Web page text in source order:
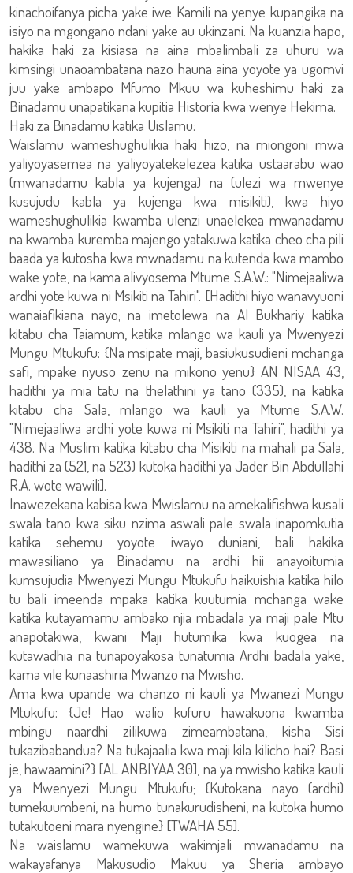
kinachoifanya picha yake iwe Kamili na yenye kupangika na
isiyo na mgongano ndani yake au ukinzani. Na kuanzia hapo,
hakika haki za kisiasa na aina mbalimbali za uhuru wa
kimsingi unaoambatana nazo hauna aina yoyote ya ugomvi
juu yake ambapo Mfumo Mkuu wa kuheshimu haki za
Binadamu unapatikana kupitia Historia kwa wenye Hekima.
Haki za Binadamu katika Uislamu:
Waislamu wameshughulikia haki hizo, na miongoni mwa
yaliyoyasemea na yaliyoyatekelezea katika ustaarabu wao
(mwanadamu kabla ya kujenga) na (ulezi wa mwenye
kusujudu kabla ya kujenga kwa misikiti), kwa hiyo
wameshughulikia kwamba ulenzi unaelekea mwanadamu
na kwamba kuremba majengo yatakuwa katika cheo cha pili
baada ya kutosha kwa mwnadamu na kutenda kwa mambo
wake yote, na kama alivyosema Mtume S.A.W.: "Nimejaaliwa
ardhi yote kuwa ni Msikiti na Tahiri". [Hadithi hiyo wanavyuoni
wanaiafikiana nayo; na imetolewa na Al Bukhariy katika
kitabu cha Taiamum, katika mlango wa kauli ya Mwenyezi
Mungu Mtukufu: {Na msipate maji, basiukusudieni mchanga
safi, mpake nyuso zenu na mikono yenu} AN NISAA 43,
hadithi ya mia tatu na thelathini ya tano (335), na katika
kitabu cha Sala, mlango wa kauli ya Mtume S.A.W.
"Nimejaaliwa ardhi yote kuwa ni Msikiti na Tahiri", hadithi ya
438. Na Muslim katika kitabu cha Misikiti na mahali pa Sala,
hadithi za (521, na 523) kutoka hadithi ya Jader Bin Abdullahi
R.A. wote wawili].
Inawezekana kabisa kwa Mwislamu na amekalifishwa kusali
swala tano kwa siku nzima aswali pale swala inapomkutia
katika sehemu yoyote iwayo duniani, bali hakika
mawasiliano ya Binadamu na ardhi hii anayoitumia
kumsujudia Mwenyezi Mungu Mtukufu haikuishia katika hilo
tu bali imeenda mpaka katika kuutumia mchanga wake
katika kutayamamu ambako njia mbadala ya maji pale Mtu
anapotakiwa, kwani Maji hutumika kwa kuogea na
kutawadhia na tunapoyakosa tunatumia Ardhi badala yake,
kama vile kunaashiria Mwanzo na Mwisho.
Ama kwa upande wa chanzo ni kauli ya Mwanezi Mungu
Mtukufu: {Je! Hao walio kufuru hawakuona kwamba
mbingu naardhi zilikuwa zimeambatana, kisha Sisi
tukazibabandua? Na tukajaalia kwa maji kila kilicho hai? Basi
je, hawaamini?} [AL ANBIYAA 30], na ya mwisho katika kauli
ya Mwenyezi Mungu Mtukufu; {Kutokana nayo (ardhi)
tumekuumbeni, na humo tunakurudisheni, na kutoka humo
tutakutoeni mara nyengine} [TWAHA 55].
Na waislamu wamekuwa wakimjali mwanadamu na
wakayafanya Makusudio Makuu ya Sheria ambayo